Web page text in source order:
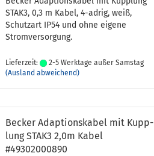
STAK3, 0,3 m Kabel, 4-​adrig, weiß,
Schutz­art IP54 und ohne ei­ge­ne
Strom­ver­sor­gung.
Lieferzeit:
2-5 Werktage außer Samstag
(Ausland abweichend)
Be­cker Ad­ap­ti­ons­ka­bel mit Kupp­
lung STAK3 2,0m Kabel
#49302000890